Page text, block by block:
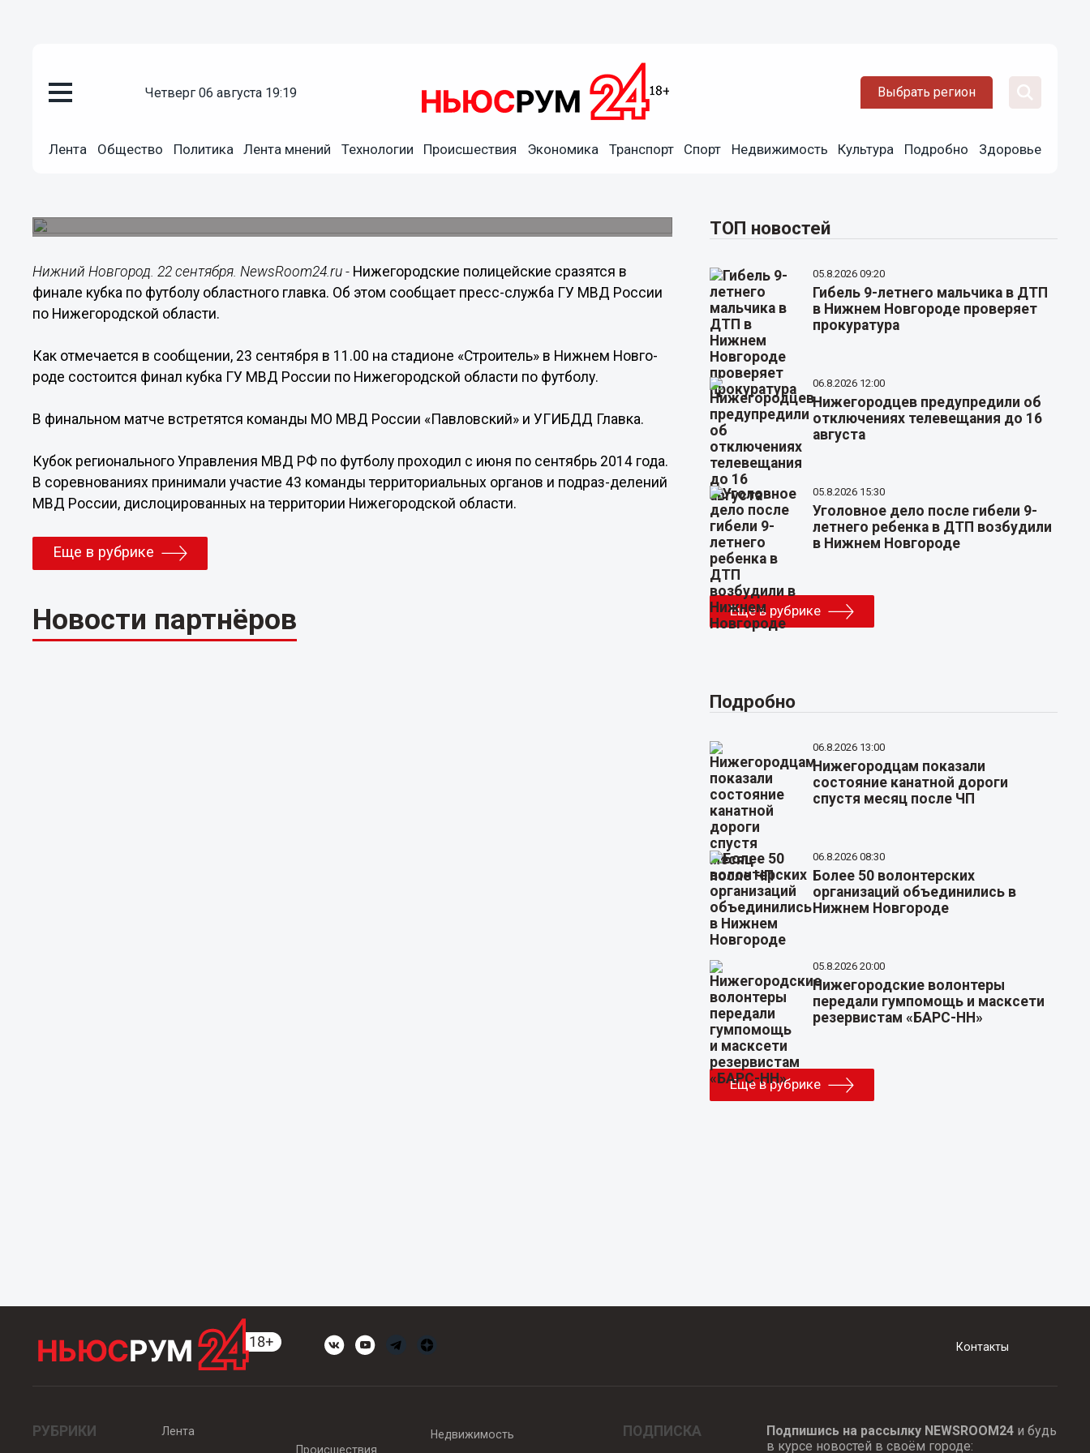
четверг 06 августа 19:19 Выбрать регион
Лента Общество Политика Лента мнений Технологии Происшествия Экономика Транспорт Спорт Недвижимость Культура Подробно Здоровье
Нижегородские полицейские сразятся в финале кубка по
Нижний Новгород. 22 сентября. NewsRoom24.ru - Нижегородские полицейские сразятся в
финале кубка по футболу областного главка. Об этом сообщает пресс-служба ГУ МВД России
по Нижегородской области.
Как отмечается в сообщении, 23 сентября в 11.00 на стадионе «Строитель» в Нижнем Новго-
роде состоится финал кубка ГУ МВД России по Нижегородской области по футболу.
В финальном матче встретятся команды МО МВД России «Павловский» и УГИБДД Главка.
Кубок регионального Управления МВД РФ по футболу проходил с июня по сентябрь 2014 года.
В соревнованиях принимали участие 43 команды территориальных органов и подраз-делений
МВД России, дислоцированных на территории Нижегородской области.
Еще в рубрике
Новости партнёров
ТОП новостей
05.8.2026 09:20
Гибель 9-летнего мальчика в ДТП
в Нижнем Новгороде проверяет
прокуратура
06.8.2026 12:00
Нижегородцев предупредили об
отключениях телевещания до 16
августа
05.8.2026 15:30
Уголовное дело после гибели 9-
летнего ребенка в ДТП возбудили
в Нижнем Новгороде
Еще в рубрике
Подробно
06.8.2026 13:00
Нижегородцам показали
состояние канатной дороги
спустя месяц после ЧП
06.8.2026 08:30
Более 50 волонтерских
организаций объединились в
Нижнем Новгороде
05.8.2026 20:00
Нижегородские волонтеры
передали гумпомощь и масксети
резервистам «БАРС-НН»
Еще в рубрике
Контакты
РУБРИКИ
Лента
Происшествия
Недвижимость ПОДПИСКА Подпишись на рассылку NEWSROOM24и будь
в курсе новостей в своём городе: